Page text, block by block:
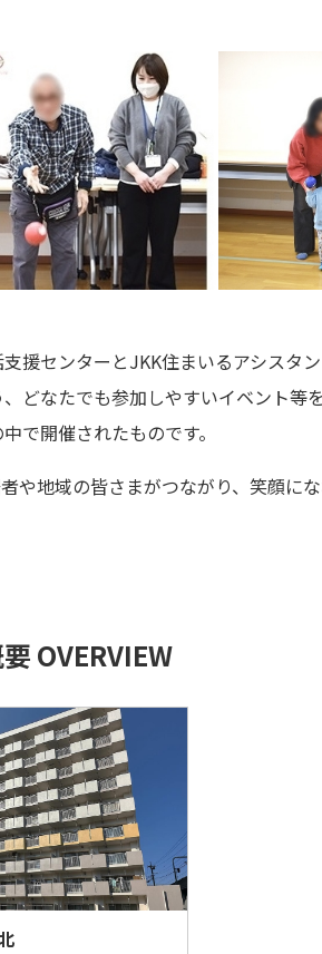
援センターとJKK住まいるアシスタ
どなたでも参加しやすいイベント
で開催されたものです。
や地域の皆さまがつながり、笑顔に
OVERVIEW